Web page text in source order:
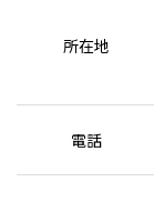
所在地
電話